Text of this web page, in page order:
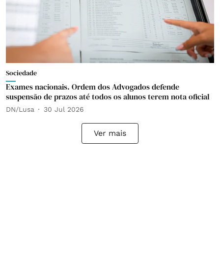
Sociedade
Exames nacionais. Ordem dos Advogados defende
suspensão de prazos até todos os alunos terem nota oficial
DN/Lusa 30 Jul 2026
Ver mais